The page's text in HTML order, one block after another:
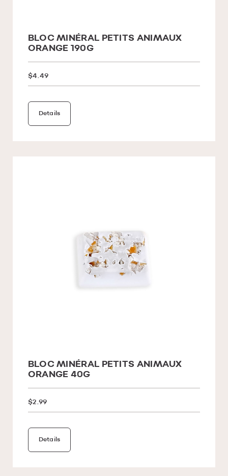
BLOC MINÉRAL PETITS ANIMAUX
ORANGE 190G
$4.49
Details
BLOC MINÉRAL PETITS ANIMAUX
ORANGE 40G
$2.99
Details